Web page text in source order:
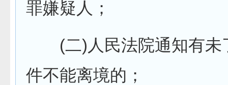
罪嫌疑人；
(二)人民法院通知有未
件不能离境的；